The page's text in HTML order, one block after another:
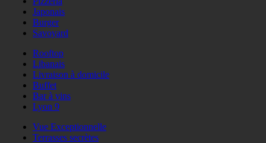
Japonais
Burger
Savoyard
Rooftop
Libanais
Livraison à domicile
Buffet
Bar à vins
Lyon 9
Vue Exceptionnelle
Terrasses secrètes